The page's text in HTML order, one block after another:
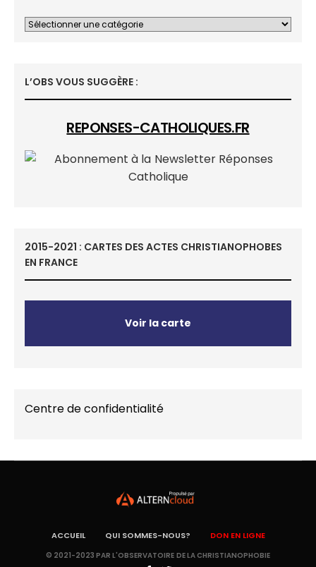
L’OBS VOUS SUGGÈRE :
REPONSES-CATHOLIQUES.FR
2015-2021 : CARTES DES ACTES CHRISTIANOPHOBES
EN FRANCE
Voir la carte
Centre de confidentialité
ACCUEIL QUI SOMMES-NOUS? DON EN LIGNE
© 2021-2023 PAR L'OBSERVATOIRE DE LA CHRISTIANOPHOBIE